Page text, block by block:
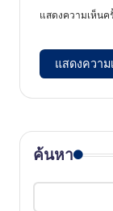
แสดงความเห็นค
ค้นหา